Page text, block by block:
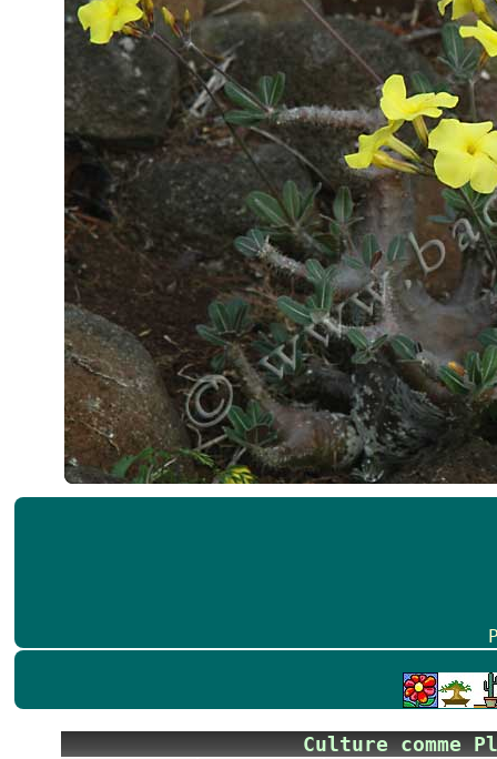
Culture